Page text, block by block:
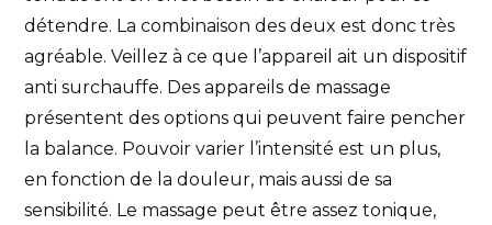
détendre. La combinaison des deux est donc très
agréable. Veillez à ce que l’appareil ait un dispositif
anti surchauffe. Des appareils de massage
présentent des options qui peuvent faire pencher
la balance. Pouvoir varier l’intensité est un plus,
en fonction de la douleur, mais aussi de sa
sensibilité. Le massage peut être assez tonique,